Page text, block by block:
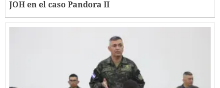
JOH en el caso Pandora II